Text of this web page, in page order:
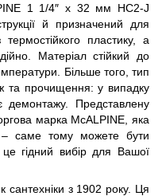
1 1/4″ x 32 мм HC2-J
й призначений для
пластику, а
Матеріал стійкий до
Більше того, тип
та прочищення: у випадку
демонтажу. Представлену
марка McALPINE, яка
– саме тому можете бути
гідний вибір для Вашої
сантехніки з 1902 року. Ця